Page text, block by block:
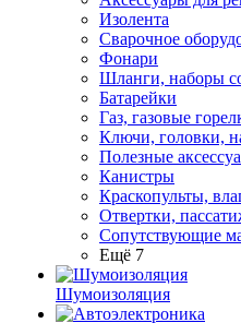
Изолента
Сварочное
Фонари
Шланги, наборы
Батарейки
Газ, газовые
Ключи, головки,
Полезные
Канистры
Краскопульты,
Отвертки,
Сопутствующие
Ещё 7
Шумоизоляция